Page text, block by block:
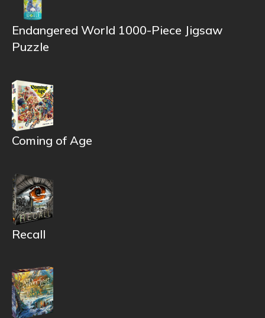
Endangered World 1000-Piece Jigsaw
Puzzle
Coming of Age
Recall